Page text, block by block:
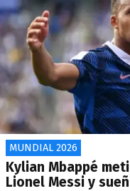
MUNDIAL 2026
Kylian Mbappé
Lionel Messi y